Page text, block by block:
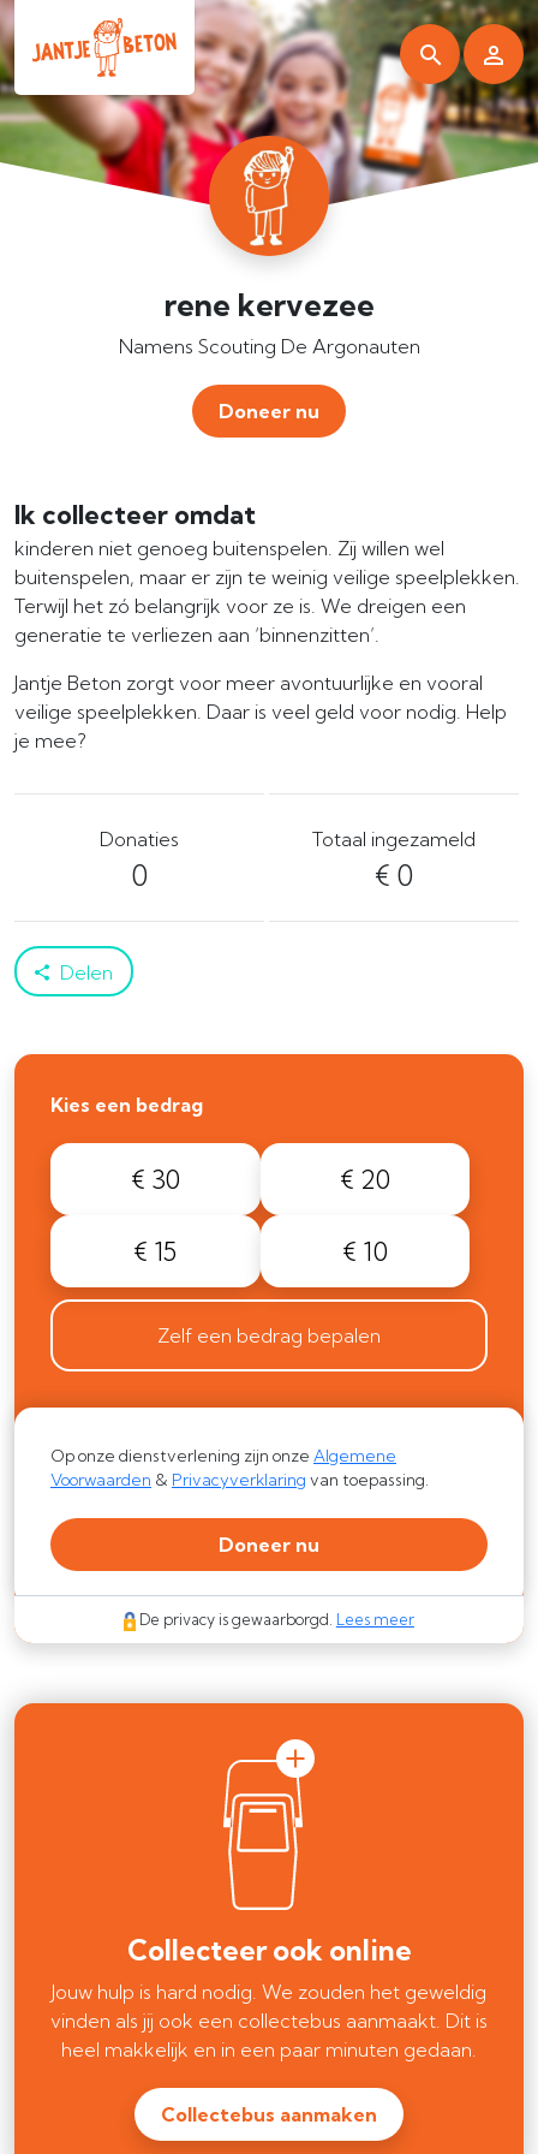
rene kervezee
Namens Scouting De Argonauten
Doneer nu
Ik collecteer omdat
kinderen niet genoeg buitenspelen. Zij willen wel
buitenspelen, maar er zijn te weinig veilige speelplekken.
Terwijl het zó belangrijk voor ze is. We dreigen een
generatie te verliezen aan ‘binnenzitten’.
Jantje Beton zorgt voor meer avontuurlijke en vooral
veilige speelplekken. Daar is veel geld voor nodig. Help
je mee?
Donaties
0
Totaal ingezameld
€ 0
Delen
Kies een bedrag
€ 30 € 20
€ 15 € 10
Zelf een bedrag bepalen
Op onze dienstverlening zijn onze Algemene
Voorwaarden & Privacyverklaring van toepassing.
Doneer nu
De privacy is gewaarborgd. Lees meer
Collecteer ook online
Jouw hulp is hard nodig. We zouden het geweldig
vinden als jij ook een collectebus aanmaakt. Dit is
heel makkelijk en in een paar minuten gedaan.
Collectebus aanmaken